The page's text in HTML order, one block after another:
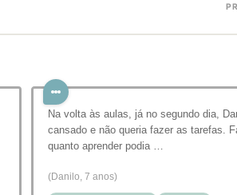
Na volta às aulas, já no segundo dia,
cansado e não queria fazer as tarefas.
quanto aprender podia …
(Danilo, 7 anos)